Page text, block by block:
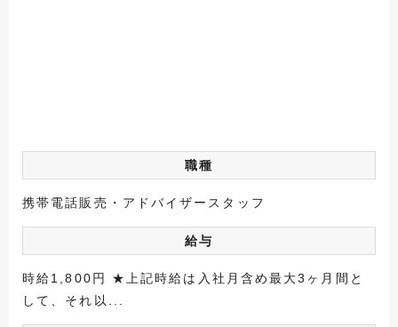
職種
携帯電話販売・アドバイザースタッフ
給与
時給1,800円 ★上記時給は入社月含め最大3ヶ月間と
して、それ以...